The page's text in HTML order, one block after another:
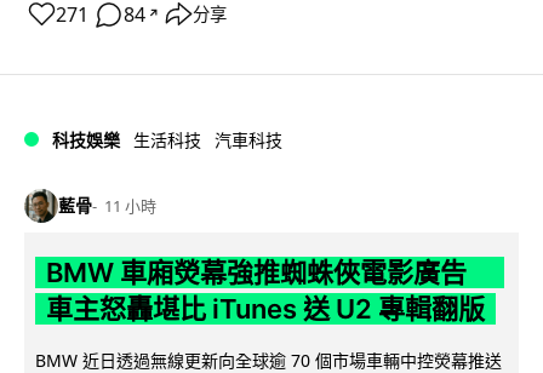
271 84 ↗ 分享
科技娛樂 生活科技 汽車科技
藍骨 11 小時
BMW 車廂熒幕強推蜘蛛俠電影廣告
車主怒轟堪比 iTunes 送 U2 專輯翻版
BMW 近日透過無線更新向全球逾 70 個市場車輛中控熒幕推送